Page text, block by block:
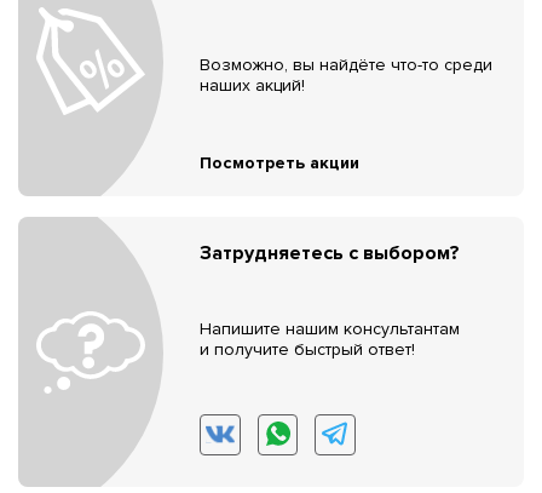
Возможно, вы найдёте что-то среди
наших акций!
Посмотреть акции
Затрудняетесь с выбором?
Напишите нашим консультантам
и получите быстрый ответ!